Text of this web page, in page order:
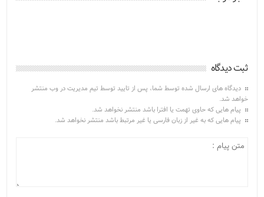
ثبت دیدگاه
دیدگاه های ارسال شده توسط شما، پس از تایید توسط تیم مدیریت در وب منتشر
خواهد شد.
پیام هایی که حاوی تهمت یا افترا باشد منتشر نخواهد شد.
پیام هایی که به غیر از زبان فارسی یا غیر مرتبط باشد منتشر نخواهد شد.